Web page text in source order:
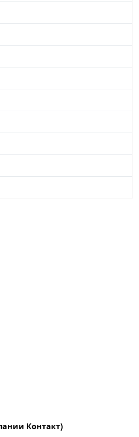
Контакт)